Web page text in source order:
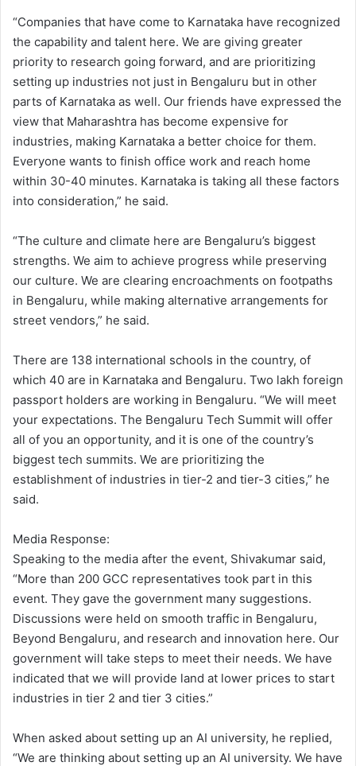
“Companies that have come to Karnataka have recognized
the capability and talent here. We are giving greater
priority to research going forward, and are prioritizing
setting up industries not just in Bengaluru but in other
parts of Karnataka as well. Our friends have expressed the
view that Maharashtra has become expensive for
industries, making Karnataka a better choice for them.
Everyone wants to finish office work and reach home
within 30-40 minutes. Karnataka is taking all these factors
into consideration,” he said.
“The culture and climate here are Bengaluru’s biggest
strengths. We aim to achieve progress while preserving
our culture. We are clearing encroachments on footpaths
in Bengaluru, while making alternative arrangements for
street vendors,” he said.
There are 138 international schools in the country, of
which 40 are in Karnataka and Bengaluru. Two lakh foreign
passport holders are working in Bengaluru. “We will meet
your expectations. The Bengaluru Tech Summit will offer
all of you an opportunity, and it is one of the country’s
biggest tech summits. We are prioritizing the
establishment of industries in tier-2 and tier-3 cities,” he
said.
Media Response:
Speaking to the media after the event, Shivakumar said,
“More than 200 GCC representatives took part in this
event. They gave the government many suggestions.
Discussions were held on smooth traffic in Bengaluru,
Beyond Bengaluru, and research and innovation here. Our
government will take steps to meet their needs. We have
indicated that we will provide land at lower prices to start
industries in tier 2 and tier 3 cities.”
When asked about setting up an AI university, he replied,
“We are thinking about setting up an AI university. We have